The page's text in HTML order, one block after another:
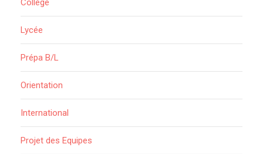
Collège
Lycée
Prépa B/L
Orientation
International
Projet des Equipes